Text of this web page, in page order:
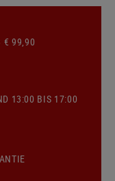
€ 99,90
13:00 BIS 17:00